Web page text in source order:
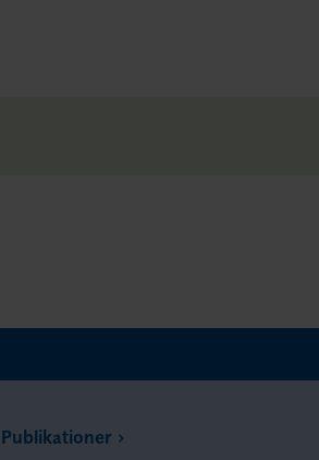
Publikationer